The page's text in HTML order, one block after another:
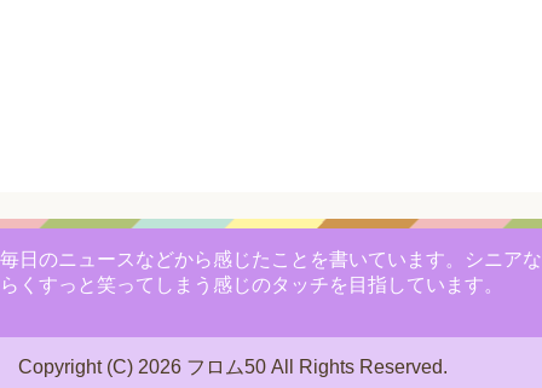
毎日のニュースなどから感じたことを書いています。シニアな
らくすっと笑ってしまう感じのタッチを目指しています。
Copyright (C) 2026 フロム50 All Rights Reserved.